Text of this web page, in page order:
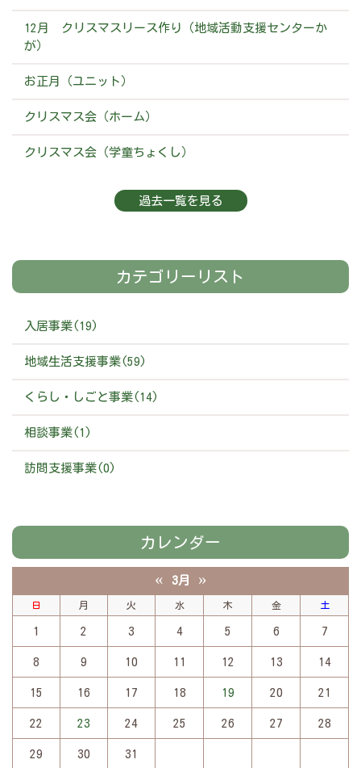
12月 クリスマスリース作り（地域活動支援センターか
が）
お正月（ユニット）
クリスマス会（ホーム）
クリスマス会（学童ちょくし）
過去一覧を見る
カテゴリーリスト
入居事業(19)
地域生活支援事業(59)
くらし・しごと事業(14)
相談事業(1)
訪問支援事業(0)
カレンダー
« 3月 »
日 月 火 水 木 金 土
1 2 3 4 5 6 7
8 9 10 11 12 13 14
15 16 17 18 19 20 21
22 23 24 25 26 27 28
29 30 31